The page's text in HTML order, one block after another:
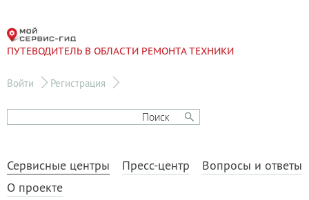
ПУТЕВОДИТЕЛЬ В ОБЛАСТИ РЕМОНТА ТЕХНИКИ
Войти Регистрация
Сервисные центры Пресс-центр
Вопросы и ответы
О проекте